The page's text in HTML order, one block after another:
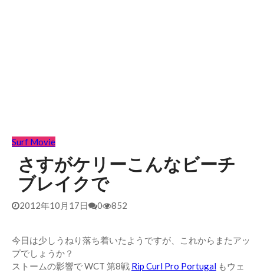
Surf Movie
さすがケリーこんなビーチ
ブレイクで
2012年10月17日 0 852
今日は少しうねり落ち着いたようですが、これからまたアッ
プでしょうか？
ストームの影響で WCT 第8戦 Rip Curl Pro Portugal もウェ